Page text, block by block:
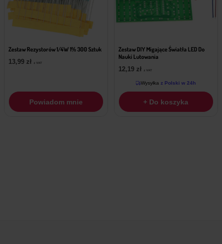
Zestaw Rezystorów 1/4W 1% 300 Sztuk
13,99 zł z VAT
Powiadom mnie
Zestaw DIY Migające Światła LED Do
Nauki Lutowania
12,19 zł z VAT
Wysyłka z Polski w 24h
+ Do koszyka